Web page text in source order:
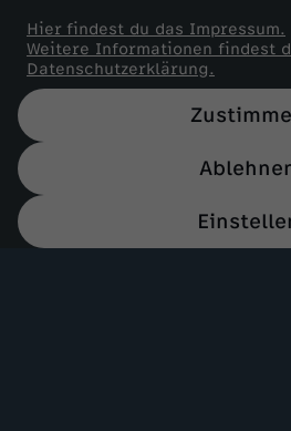
Hier findest du das Impressum.
Weitere Informationen findest
Datenschutzerklärung.